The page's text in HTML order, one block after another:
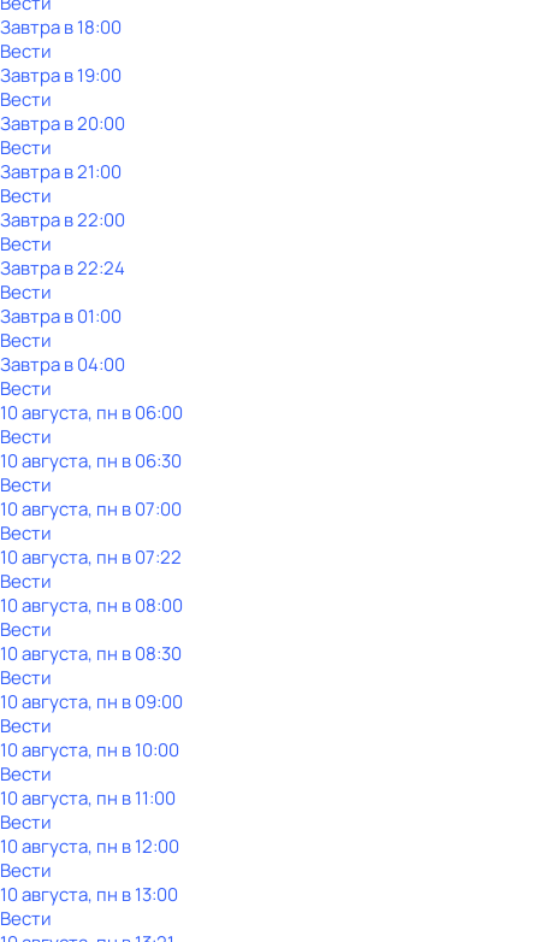
Завтра в 18:00
Вести
Завтра в 19:00
Вести
Завтра в 20:00
Вести
Завтра в 21:00
Вести
Завтра в 22:00
Вести
Завтра в 22:24
Вести
Завтра в 01:00
Вести
Завтра в 04:00
Вести
10 августа, пн в 06:00
Вести
10 августа, пн в 06:30
Вести
10 августа, пн в 07:00
Вести
10 августа, пн в 07:22
Вести
10 августа, пн в 08:00
Вести
10 августа, пн в 08:30
Вести
10 августа, пн в 09:00
Вести
10 августа, пн в 10:00
Вести
10 августа, пн в 11:00
Вести
10 августа, пн в 12:00
Вести
10 августа, пн в 13:00
Вести